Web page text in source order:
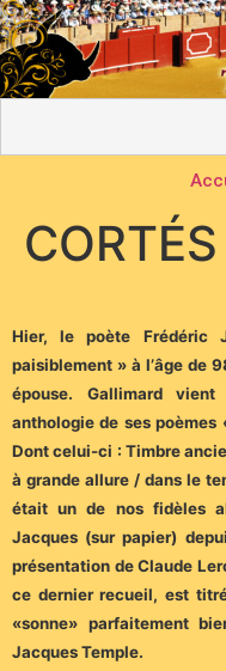
CORTÉS
Hier, le poète Frédéric
paisiblement » à l’âge de
épouse. Gallimard
anthologie de ses poèmes
Dont celui-ci : Timbre
à grande allure / dans le
était un de nos fidèles
Jacques (sur papier)
présentation de Claude
ce dernier recueil, est
«sonne» parfaitement
Jacques Temple.